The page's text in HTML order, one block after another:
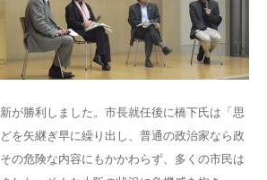
が勝利しました。市長就任後に橋下氏は「思
を矢継ぎ早に繰り出し、普通の政治家なら政
の危険な内容にもかかわらず、多くの市民は